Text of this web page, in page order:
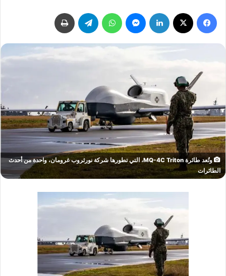
وتُعد طائرة MQ-4C Triton، التي تطورها شركة نورثروب غرومان، واحدة من أحدث
الطائرات